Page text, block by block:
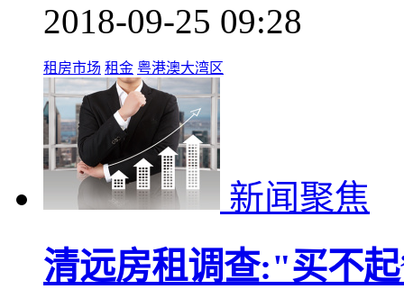
2018-09-25 09:28
租房市场 租金 粤港澳大湾区
新闻聚焦
清远房租调查:"买不